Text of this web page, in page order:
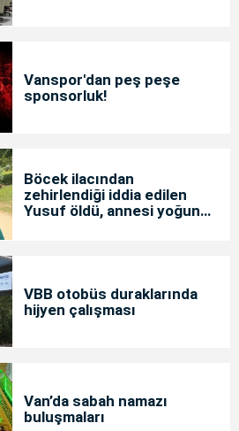
Vanspor'dan peş peşe
sponsorluk!
Böcek ilacından
zehirlendiği iddia edilen
Yusuf öldü, annesi yoğun
VBB otobüs duraklarında
hijyen çalışması
Van’da sabah namazı
buluşmaları